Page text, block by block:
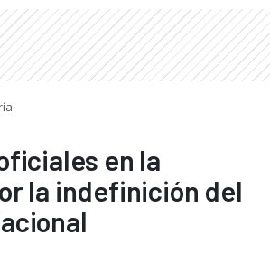
en la
la indefinición del